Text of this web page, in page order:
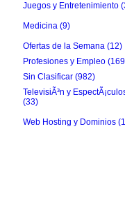
Juegos y Entretenimiento
Medicina (9)
Ofertas de la Semana (12)
Profesiones y Empleo
Sin Clasificar (982)
TelevisiÃ³n y
(33)
Web Hosting y Dominios